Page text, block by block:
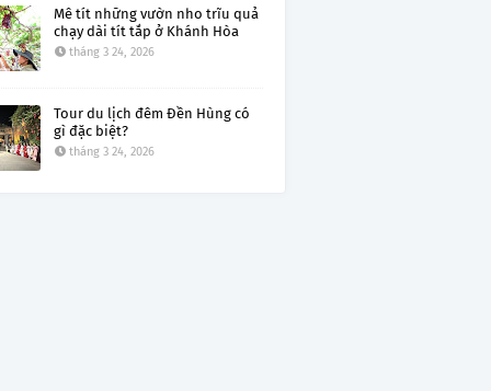
Mê tít những vườn nho trĩu quả
chạy dài tít tắp ở Khánh Hòa
tháng 3 24, 2026
Tour du lịch đêm Đền Hùng có
gì đặc biệt?
tháng 3 24, 2026